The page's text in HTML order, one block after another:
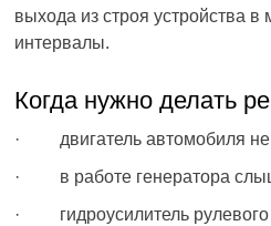
выхода из строя устройства
интервалы.
Когда нужно делать
· двигатель автомобиля не
· в работе генератора
· гидроусилитель рулевого